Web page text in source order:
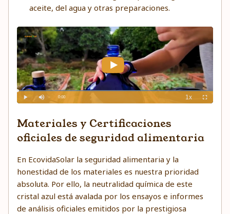
aceite, del agua y otras preparaciones.
Materiales y Certificaciones
oficiales de seguridad alimentaria
En EcovidaSolar la seguridad alimentaria y la
honestidad de los materiales es nuestra prioridad
absoluta. Por ello, la neutralidad química de este
cristal azul está avalada por los ensayos e informes
de análisis oficiales emitidos por la prestigiosa